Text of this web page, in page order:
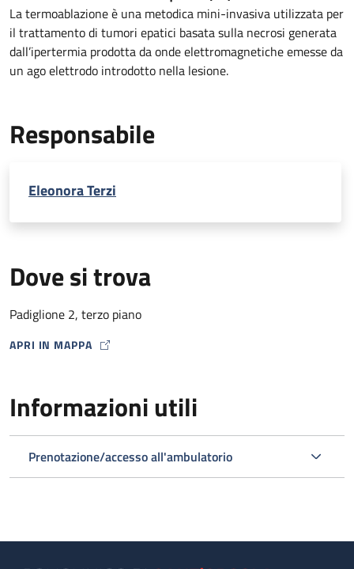
La termoablazione è una metodica mini-invasiva utilizzata per
il trattamento di tumori epatici basata sulla necrosi generata
dall’ipertermia prodotta da onde elettromagnetiche emesse da
un ago elettrodo introdotto nella lesione.
Responsabile
Eleonora Terzi
Dove si trova
Padiglione 2, terzo piano
APRI IN MAPPA
MAP ICON
Informazioni utili
Prenotazione/accesso all'ambulatorio